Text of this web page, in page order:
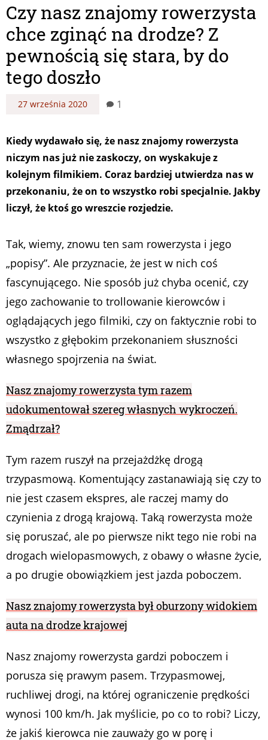
Czy nasz znajomy rowerzysta
chce zginąć na drodze? Z
pewnością się stara, by do
tego doszło
27 września 2020 1
Kiedy wydawało się, że nasz znajomy rowerzysta
niczym nas już nie zaskoczy, on wyskakuje z
kolejnym filmikiem. Coraz bardziej utwierdza nas w
przekonaniu, że on to wszystko robi specjalnie. Jakby
liczył, że ktoś go wreszcie rozjedzie.
Tak, wiemy, znowu ten sam rowerzysta i jego
„popisy”. Ale przyznacie, że jest w nich coś
fascynującego. Nie sposób już chyba ocenić, czy
jego zachowanie to trollowanie kierowców i
oglądających jego filmiki, czy on faktycznie robi to
wszystko z głębokim przekonaniem słuszności
własnego spojrzenia na świat.
Nasz znajomy rowerzysta tym razem
udokumentował szereg własnych wykroczeń.
Zmądrzał?
Tym razem ruszył na przejażdżkę drogą
trzypasmową. Komentujący zastanawiają się czy to
nie jest czasem ekspres, ale raczej mamy do
czynienia z drogą krajową. Taką rowerzysta może
się poruszać, ale po pierwsze nikt tego nie robi na
drogach wielopasmowych, z obawy o własne życie,
a po drugie obowiązkiem jest jazda poboczem.
Nasz znajomy rowerzysta był oburzony widokiem
auta na drodze krajowej
Nasz znajomy rowerzysta gardzi poboczem i
porusza się prawym pasem. Trzypasmowej,
ruchliwej drogi, na której ograniczenie prędkości
wynosi 100 km/h. Jak myślicie, po co to robi? Liczy,
że jakiś kierowca nie zauważy go w porę i